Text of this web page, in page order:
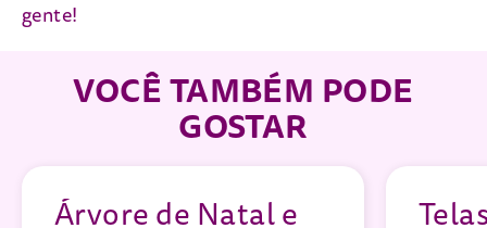
gente!
VOCÊ TAMBÉM PODE
GOSTAR
Árvore de Natal e